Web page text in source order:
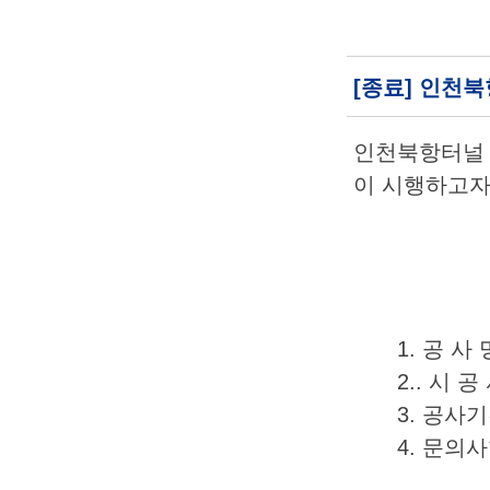
[종료] 인천
인천북항터
이 시행하고
1. 공 사
2.. 시 공
3. 공사
4. 문의